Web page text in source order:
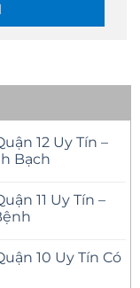
12 Uy Tín –
Bạch
11 Uy Tín –
10 Uy Tín Có